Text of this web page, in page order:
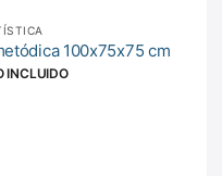
100x75x75 cm
INCLUIDO